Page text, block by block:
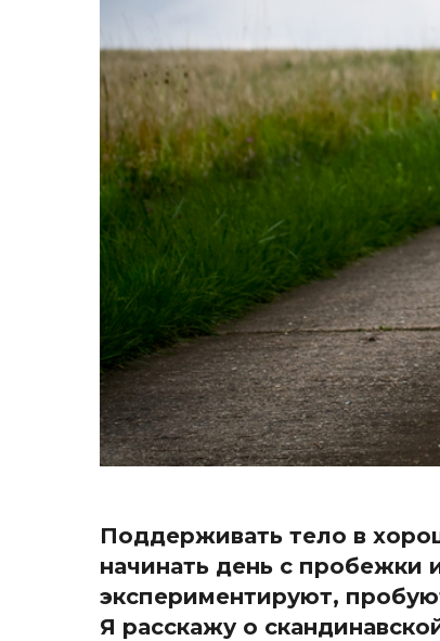
Поддерживать тело в
начинать день с пробежки
экспериментируют,
Я расскажу о